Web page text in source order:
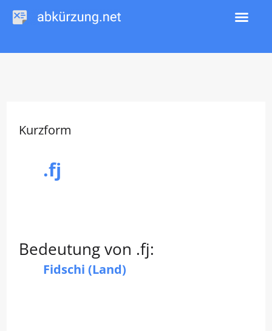
Zum
Inhalt
springen
Kurzform
.fj
Bedeutung von .fj:
Fidschi (Land)